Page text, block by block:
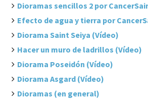
Dioramas sencillos 2 por
Efecto de agua y tierra por
Diorama Saint Seiya (Vídeo)
Hacer un muro de ladrillos (Vídeo)
Diorama Poseidón (Vídeo)
Diorama Asgard (Vídeo)
Dioramas (en general)